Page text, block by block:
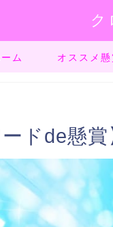
ク
ム オススメ
ードde懸